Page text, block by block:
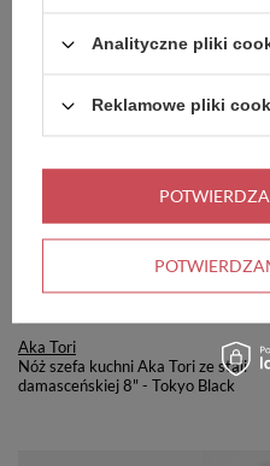
Nóż do obierania Aka Tori ze stali
Aka Tori
Nóż szefa kuchni Aka Tori ze stali
damasceńskiej 8" - Tokyo Black
Analityczne pliki
Reklamowe pliki